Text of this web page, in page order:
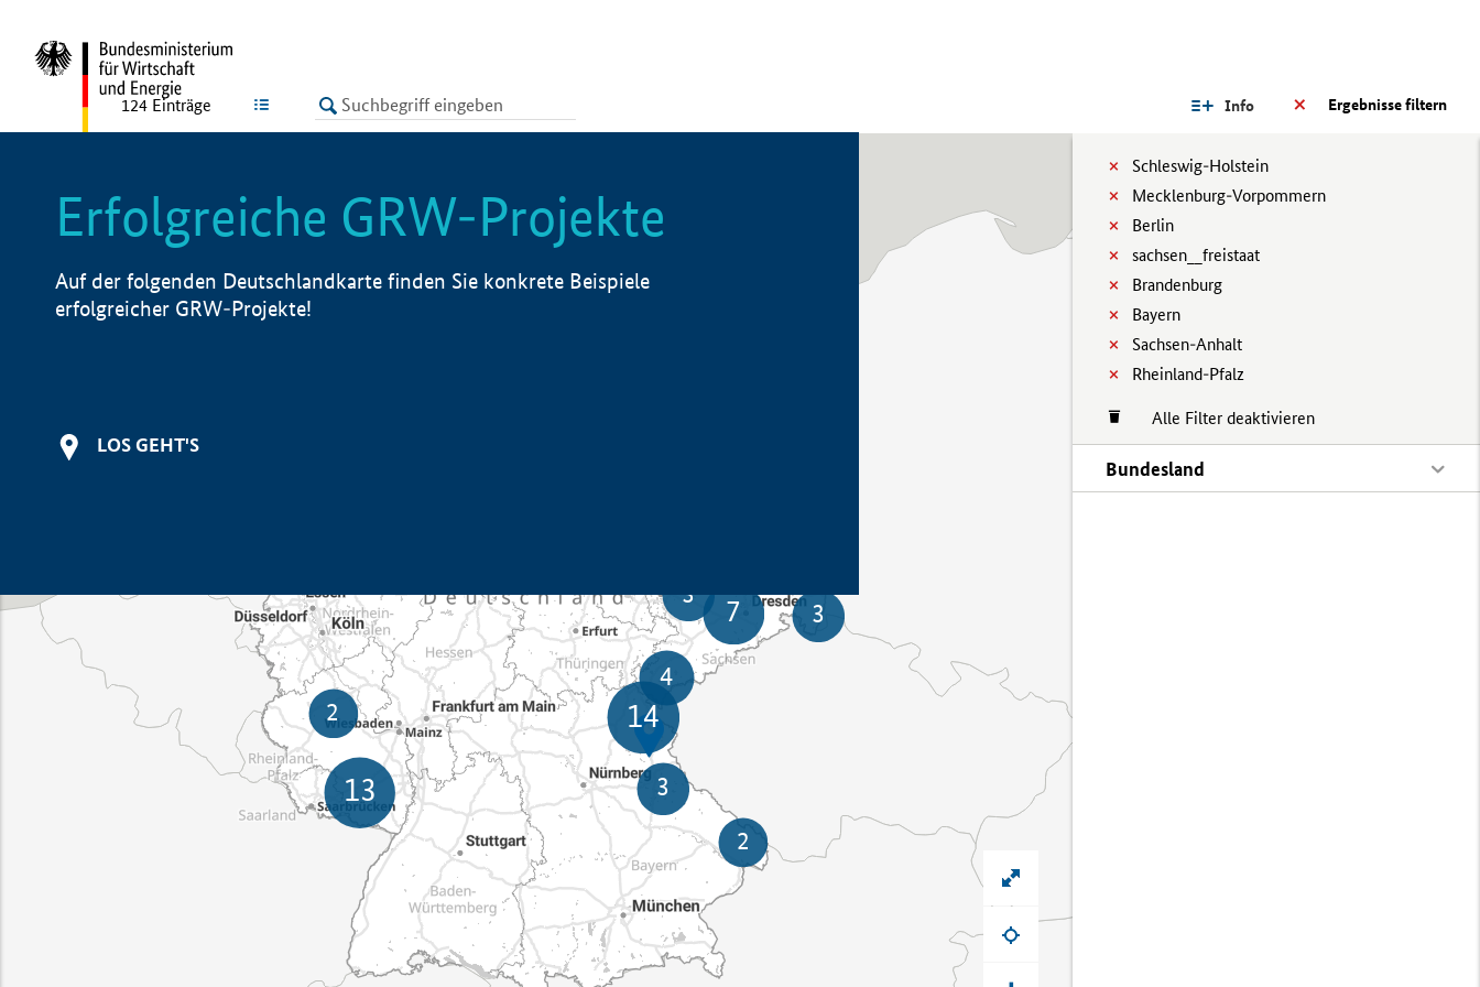
LISTE Ergebnisse filtern
Info
Schleswig-Holstein
Mecklenburg-Vorpommern
Berlin
sachsen__freistaat
Brandenburg
Bayern
Sachsen-Anhalt
Rheinland-Pfalz
Alle Filter deaktivieren
Bundesland
124 Einträge
Erfolgreiche GRW-Projekte
Auf der folgenden Deutschlandkarte finden Sie konkrete Beispiele
erfolgreicher GRW-Projekte!
LOS GEHT'S